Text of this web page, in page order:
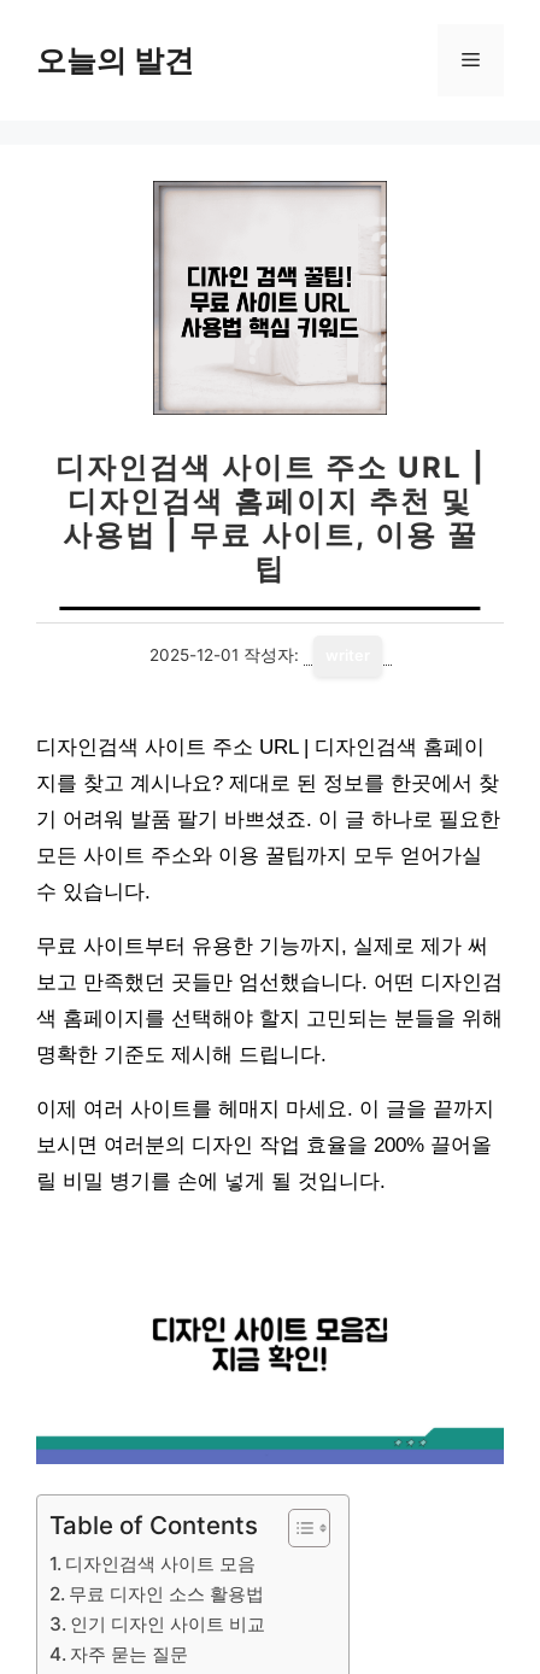
오늘의 발견 메
디자인검색 사이트 주소 URL |
디자인검색 홈페이지 추천 및
사용법 | 무료 사이트, 이용 꿀
팁
2025-12-01 작성자:
디자인검색 사이트 주소 URL | 디자인검색 홈페이
지를 찾고 계시나요? 제대로 된 정보를 한곳에서 찾
기 어려워 발품 팔기 바쁘셨죠. 이 글 하나로 필요한
모든 사이트 주소와 이용 꿀팁까지 모두 얻어가실
수 있습니다.
무료 사이트부터 유용한 기능까지, 실제로 제가 써
보고 만족했던 곳들만 엄선했습니다. 어떤 디자인검
색 홈페이지를 선택해야 할지 고민되는 분들을 위해
명확한 기준도 제시해 드립니다.
이제 여러 사이트를 헤매지 마세요. 이 글을 끝까지
보시면 여러분의 디자인 작업 효율을 200% 끌어올
릴 비밀 병기를 손에 넣게 될 것입니다.
Table of Contents
디자인검색 사이트 모음
무료 디자인 소스 활용법
인기 디자인 사이트 비교
자주 묻는 질문